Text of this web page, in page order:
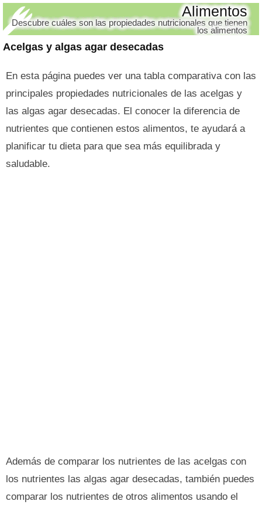
Acelgas y algas agar desecadas
Alimentos
Descubre cuáles son las propiedades nutricionales que tienen
los alimentos
En esta página puedes ver una tabla comparativa con las
principales propiedades nutricionales de las acelgas y
las algas agar desecadas. El conocer la diferencia de
nutrientes que contienen estos alimentos, te ayudará a
planificar tu dieta para que sea más equilibrada y
saludable.
Además de comparar los nutrientes de las acelgas con
los nutrientes las algas agar desecadas, también puedes
comparar los nutrientes de otros alimentos usando el